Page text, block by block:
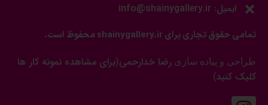
ایمیل: info@shainygallery.ir
تمامی حقوق تجاری برای shainygallery.ir محفوظ است.
طراحی و پیاده سازی رضا خدارحمی(برای مشاهده نمونه کار ها
کلیک کنید)